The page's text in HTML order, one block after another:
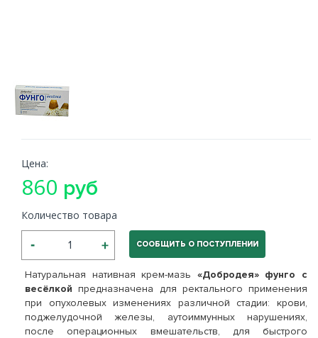
Натуральная нативная крем-мазь «Добродея» фунго с
весёлкой предназначена для ректального применения
при опухолевых изменениях различной стадии: крови,
поджелудочной железы, аутоиммунных нарушениях,
после операционных вмешательств, для быстрого
Цена:
860 руб
Количество товара
СООБЩИТЬ О ПОСТУПЛЕНИИ